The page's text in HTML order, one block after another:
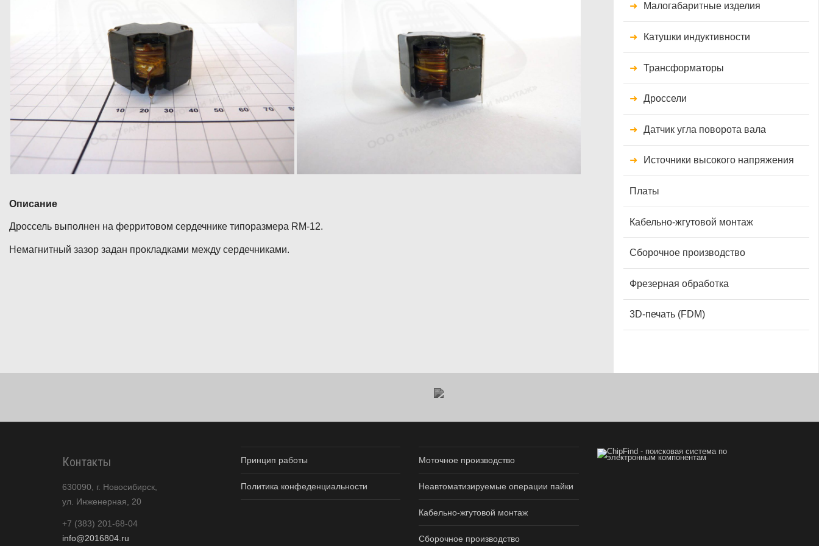
Описание
Дроссель выполнен на ферритовом сердечнике типоразмера RM-12.
Немагнитный зазор задан прокладками между сердечниками.
Малогабаритные изделия
Катушки индуктивности
Трансформаторы
Дроссели
Датчик угла поворота вала
Источники высокого напряжения
Платы
Кабельно-жгутовой монтаж
Сборочное производство
Фрезерная обработка
3D-печать (FDM)
Контакты
630090, г. Новосибирск,
ул. Инженерная, 20
+7 (383) 201-68-04
info@2016804.ru
Принцип работы
Политика конфеденциальности
Моточное производство
Неавтоматизируемые операции пайки
Кабельно-жгутовой монтаж
Сборочное производство